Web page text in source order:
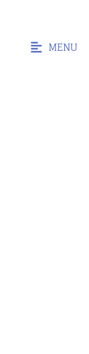
MENU